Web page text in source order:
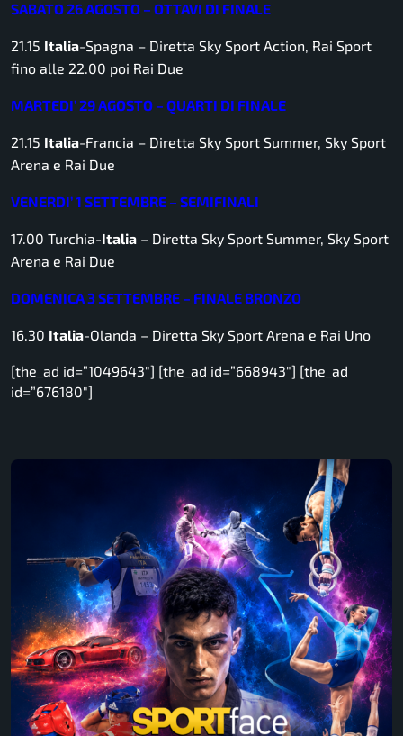
SABATO 26 AGOSTO – OTTAVI DI FINALE
21.15 Italia-Spagna – Diretta Sky Sport Action, Rai Sport
fino alle 22.00 poi Rai Due
MARTEDI’ 29 AGOSTO – QUARTI DI FINALE
21.15 Italia-Francia – Diretta Sky Sport Summer, Sky Sport
Arena e Rai Due
VENERDI’ 1 SETTEMBRE – SEMIFINALI
17.00 Turchia-Italia – Diretta Sky Sport Summer, Sky Sport
Arena e Rai Due
DOMENICA 3 SETTEMBRE – FINALE BRONZO
16.30 Italia-Olanda – Diretta Sky Sport Arena e Rai Uno
[the_ad id=”1049643″] [the_ad id=”668943″] [the_ad
id=”676180″]